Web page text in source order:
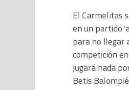
El Carmelitas
en un partido
para no llegar
competición
jugará nada
Betis